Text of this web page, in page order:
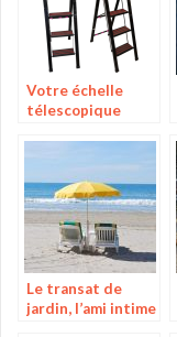
Votre échelle
télescopique
Le transat de
jardin, l’ami intime